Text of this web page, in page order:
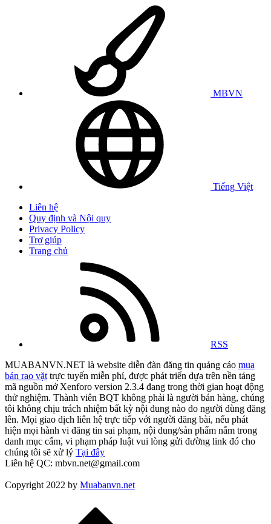
MBVN
Tiếng Việt
Liên hệ
Quy định và Nội quy
Privacy Policy
Trợ giúp
Trang chủ
RSS
MUABANVN.NET là website diễn đàn đăng tin quảng cáo mua
bán rao vặt trực tuyến miễn phí, được phát triển dựa trên nền tảng
mã nguồn mở Xenforo version 2.3.4 đang trong thời gian hoạt động
thử nghiệm. Thành viên BQT không phải là người bán hàng, chúng
tôi không chịu trách nhiệm bất kỳ nội dung nào do người dùng đăng
lên. Mọi giao dịch liên hệ trực tiếp với người đăng bài, nếu phát
hiện mọi hành vi đăng tin sai phạm, nội dung/sản phẩm nằm trong
danh mục cấm, vi phạm pháp luật vui lòng gửi đường link đó cho
chúng tôi sẽ xử lý Tại đây
Liên hệ QC: mbvn.net@gmail.com
Copyright 2022 by Muabanvn.net